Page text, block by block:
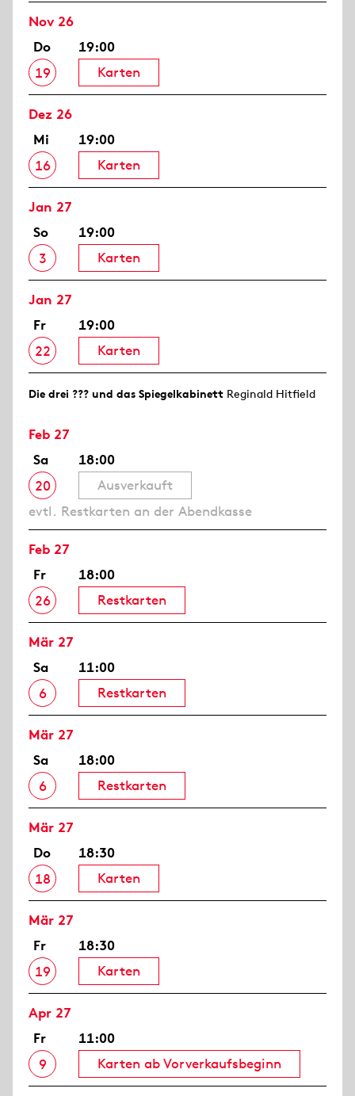
Nov 26
Do
19
19:00
Karten
Dez 26
Mi
16
19:00
Karten
Jan 27
So
3
19:00
Karten
Jan 27
Fr
22
19:00
Karten
Die drei ??? und das Spiegelkabinett Reginald Hitfield
Feb 27
Sa
20
18:00
Ausverkauft
evtl. Restkarten an der Abendkasse
Feb 27
Fr
26
18:00
Restkarten
Mär 27
Sa
6
11:00
Restkarten
Mär 27
Sa
6
18:00
Restkarten
Mär 27
Do
18
18:30
Karten
Mär 27
Fr
19
18:30
Karten
Apr 27
Fr
9
11:00
Karten ab Vorverkaufsbeginn